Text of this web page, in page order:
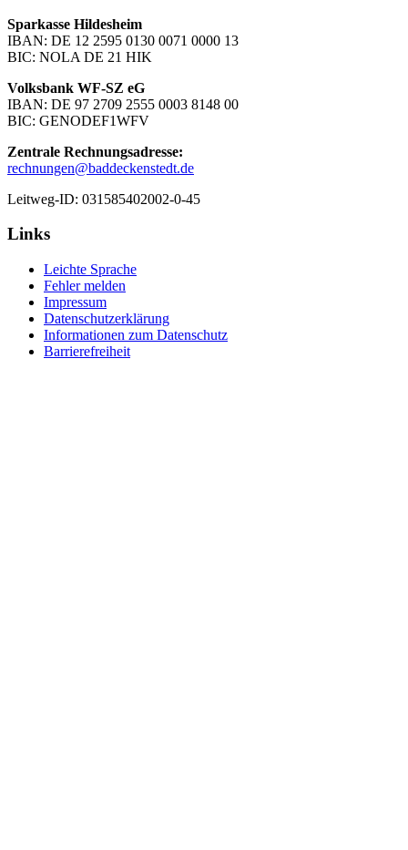
Sparkasse Hildesheim
IBAN: DE 12 2595 0130 0071 0000 13
BIC: NOLA DE 21 HIK
Volksbank WF-SZ eG
IBAN: DE 97 2709 2555 0003 8148 00
BIC: GENODEF1WFV
Zentrale Rechnungsadresse:
rechnungen@baddeckenstedt.de
Leitweg-ID: 031585402002-0-45
Links
Leichte Sprache
Fehler melden
Impressum
Datenschutzerklärung
Informationen zum Datenschutz
Barrierefreiheit